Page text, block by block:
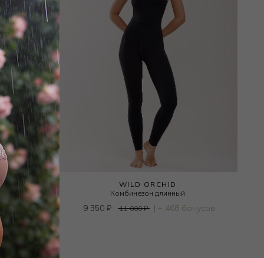
WILD ORCHID
Комбинезон длинный
9 350₽ 11 000₽ | + 468 бонусов